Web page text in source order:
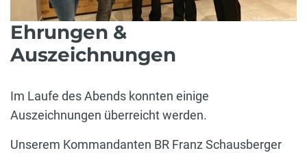
Ehrungen &
Auszeichnungen
Im Laufe des Abends konnten einige
Auszeichnungen überreicht werden.
Unserem Kommandanten BR Franz Schausberger